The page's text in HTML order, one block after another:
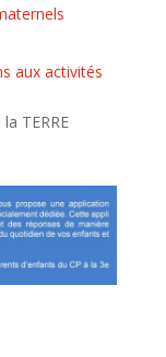
aux activités
TERRE